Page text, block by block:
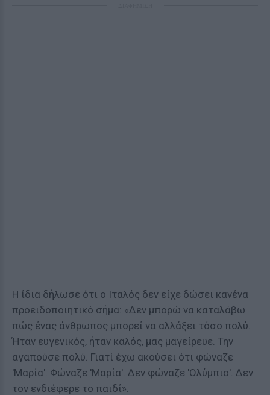
Η ίδια δήλωσε ότι ο Ιταλός δεν είχε δώσει κανένα
προειδοποιητικό σήμα: «Δεν μπορώ να καταλάβω
πώς ένας άνθρωπος μπορεί να αλλάξει τόσο πολύ.
Ήταν ευγενικός, ήταν καλός, μας μαγείρευε. Την
αγαπούσε πολύ. Γιατί έχω ακούσει ότι φώναζε
'Μαρία'. Φώναζε 'Μαρία'. Δεν φώναζε 'Ολύμπιο'. Δεν
τον ενδιέφερε το παιδί».